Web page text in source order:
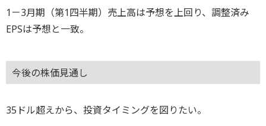
1－3月期（第1四半期）売上高は予想を上回り、調整済み
EPSは予想と一致。
今後の株価見通し
35ドル超えから、投資タイミングを図りたい。